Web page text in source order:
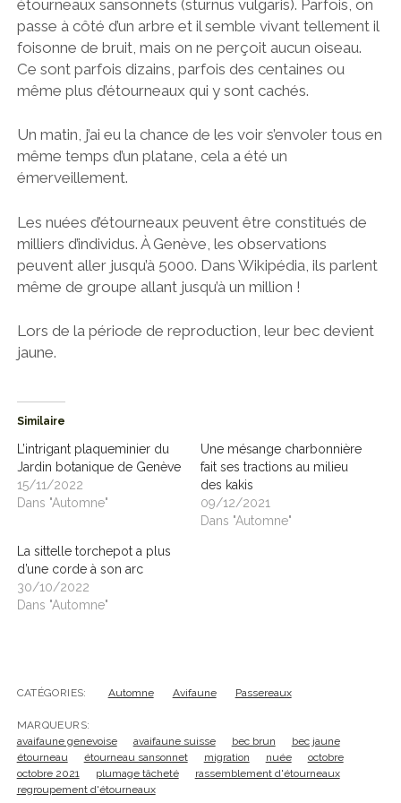
étourneaux sansonnets (sturnus vulgaris). Parfois, on
passe à côté d’un arbre et il semble vivant tellement il
foisonne de bruit, mais on ne perçoit aucun oiseau.
Ce sont parfois dizains, parfois des centaines ou
même plus d’étourneaux qui y sont cachés.
Un matin, j’ai eu la chance de les voir s’envoler tous en
même temps d’un platane, cela a été un
émerveillement.
Les nuées d’étourneaux peuvent être constitués de
milliers d’individus. À Genève, les observations
peuvent aller jusqu’à 5000. Dans Wikipédia, ils parlent
même de groupe allant jusqu’à un million !
Lors de la période de reproduction, leur bec devient
jaune.
Similaire
L’intrigant plaqueminier du
Jardin botanique de Genève
15/11/2022
Dans "Automne"
Une mésange charbonnière
fait ses tractions au milieu
des kakis
09/12/2021
Dans "Automne"
La sittelle torchepot a plus
d’une corde à son arc
30/10/2022
Dans "Automne"
CATÉGORIES: Automne Avifaune Passereaux
MARQUEURS:
avaifaune genevoise
avaifaune suisse bec brun
bec jaune
étourneau
étourneau sansonnet migration nuée
octobre
octobre 2021
plumage tâcheté
rassemblement d'étourneaux
regroupement d'étourneaux